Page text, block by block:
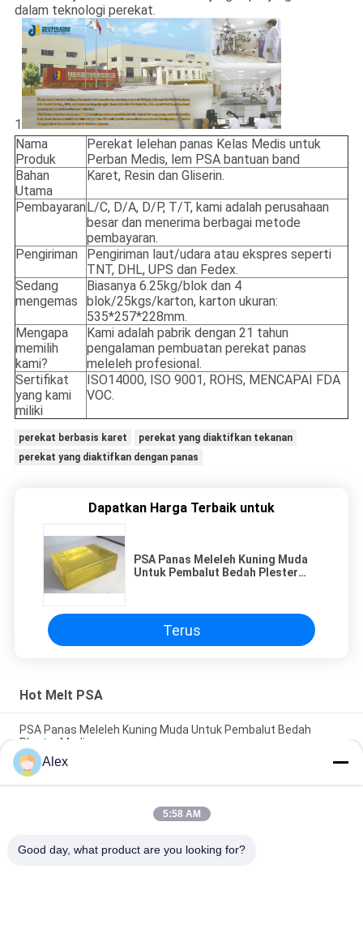
dalam teknologi perekat.
1
Nama
Produk
Perekat lelehan panas Kelas Medis untuk
Perban Medis, lem PSA bantuan band
Bahan
Utama
Karet, Resin dan Gliserin.
Pembayaran L/C, D/A, D/P, T/T, kami adalah perusahaan
besar dan menerima berbagai metode
pembayaran.
Pengiriman
Pengiriman laut/udara atau ekspres seperti
TNT, DHL, UPS dan Fedex.
Sedang
mengemas
Biasanya 6.25kg/blok dan 4
blok/25kgs/karton, karton ukuran:
535*257*228mm.
Mengapa
memilih
kami?
Kami adalah pabrik dengan 21 tahun
pengalaman pembuatan perekat panas
meleleh profesional.
Sertifikat
yang kami
miliki
ISO14000, ISO 9001, ROHS, MENCAPAI FDA
VOC.
perekat berbasis karet
perekat yang diaktifkan tekanan
perekat yang diaktifkan dengan panas
Dapatkan Harga Terbaik untuk
PSA Panas Meleleh Kuning Muda
Untuk Pembalut Bedah Plester
Terus
Hot Melt PSA
PSA Panas Meleleh Kuning Muda Untuk Pembalut Bedah
Plester Medis
Quick Dry Hot Melt PSA Adhesive High Tack Rubber Based Non
Toxic
Gaun Bedah Hot Melt Rubber Adhesive Resin Sintetis Tidak
Alex
5:58 AM
Good day, what product are you looking for?